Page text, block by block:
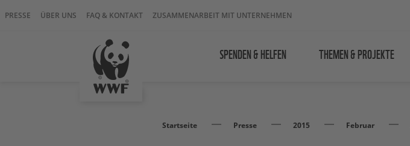
PRESSE ÜBER UNS FAQ & KONTAKT ZUSAMMENARBEIT MIT UNTERNEHMEN
SPENDEN & HELFEN THEMEN & PROJEKTE
Startseite Presse 2015 Februar